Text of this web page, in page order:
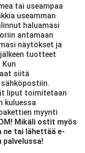
tai useampaa
useamman
haluamasi
antamaan
näytökset ja
tuotteet
siitä
liput toimitetaan
kuluessa
myynti
Mikäli ostit myös
tai lähettää e-
palvelussa!